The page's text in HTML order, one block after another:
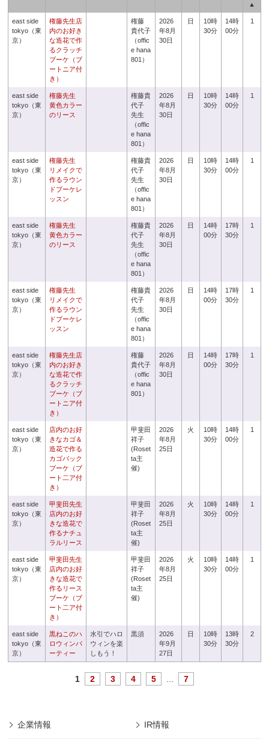
▲
east side
tokyo（東
京）
権藤先生店
内のお好き
な造花で作
るクラッチ
ブーケ（ブ
ートニア付
き）
権藤
貴代子
（offic
e hana
801）
2026
年8月
30日
日
10時
30分
14時
00分
1
east side
tokyo（東
京）
権藤先生
黄色カラー
のリース
権藤貴
代子
先生
（offic
e hana
801）
2026
年8月
30日
日
10時
30分
14時
00分
1
east side
tokyo（東
京）
権藤先生
リメイクで
作るラウン
ドブーケレ
ッスン
権藤貴
代子
先生
（offic
e hana
801）
2026
年8月
30日
日
10時
30分
14時
00分
1
east side
tokyo（東
京）
権藤先生
黄色カラー
のリース
権藤貴
代子
先生
（offic
e hana
801）
2026
年8月
30日
日
14時
00分
17時
30分
1
east side
tokyo（東
京）
権藤先生
リメイクで
作るラウン
ドブーケレ
ッスン
権藤貴
代子
先生
（offic
e hana
801）
2026
年8月
30日
日
14時
00分
17時
30分
1
east side
tokyo（東
京）
権藤先生店
内のお好き
な造花で作
るクラッチ
ブーケ（ブ
ートニア付
き）
権藤
貴代子
（offic
e hana
801）
2026
年8月
30日
日
14時
00分
17時
30分
1
east side
tokyo（東
京）
店内のお好
きなカゴ＆
造花で作る
カゴバック
ブーケ（ブ
ート二ア付
き）
甲斐田
祥子
(Roset
ta主
催)
2026
年8月
25日
火
10時
30分
14時
00分
1
east side
tokyo（東
京）
甲斐田先生
店内のお好
きな造花で
作るナチュ
ラルリース
甲斐田
祥子
(Roset
ta主
催)
2026
年8月
25日
火
10時
30分
14時
00分
1
east side
tokyo（東
京）
甲斐田先生
店内のお好
きな造花で
作るリース
ブーケ（ブ
ート二ア付
き）
甲斐田
祥子
(Roset
ta主
催)
2026
年8月
25日
火
10時
30分
14時
00分
1
east side
tokyo（東
京）
黒ねこのハ
ロウィンパ
ーティー
水引でハロ
ウィンを楽
しもう！
黒須
2026
年9月
27日
日
10時
30分
13時
30分
2
1 2 3 4 5 7
企業情報 IR情報